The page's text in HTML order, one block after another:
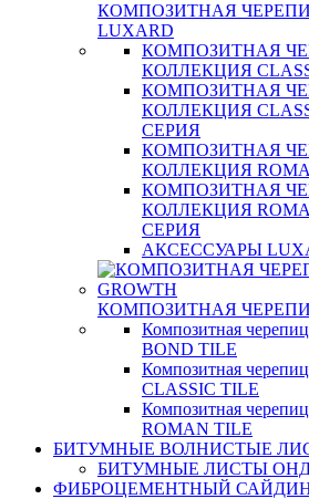
КОМПОЗИТНАЯ
LUXARD
КОМПОЗИТНАЯ
КОЛЛЕКЦИЯ
КОМПОЗИТНАЯ
КОЛЛЕКЦИЯ
СЕРИЯ
КОМПОЗИТНАЯ
КОЛЛЕКЦИЯ
КОМПОЗИТНАЯ
КОЛЛЕКЦИЯ
СЕРИЯ
АКСЕССУАРЫ
КОМПОЗИТНАЯ
Композитная
BOND TILE
Композитная
CLASSIC TILE
Композитная
ROMAN TILE
БИТУМНЫЕ ВОЛНИСТЫЕ
БИТУМНЫЕ ЛИСТЫ
ФИБРОЦЕМЕНТНЫЙ